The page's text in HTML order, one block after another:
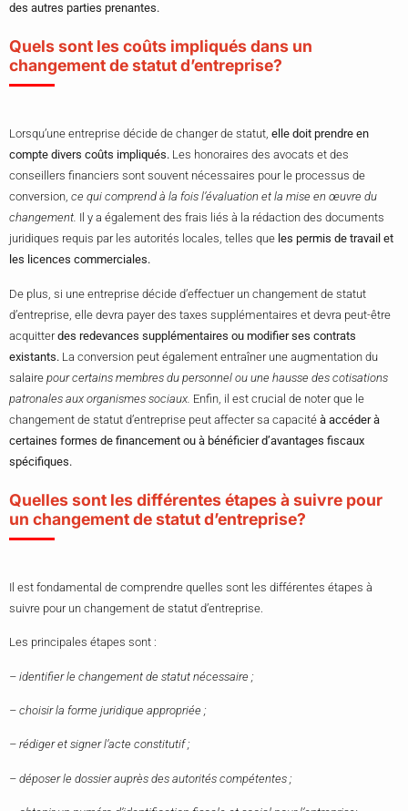
des autres parties prenantes.
Quels sont les coûts impliqués dans un
changement de statut d’entreprise?
Lorsqu’une entreprise décide de changer de statut, elle doit prendre en
compte divers coûts impliqués. Les honoraires des avocats et des
conseillers financiers sont souvent nécessaires pour le processus de
conversion, ce qui comprend à la fois l’évaluation et la mise en œuvre du
changement. Il y a également des frais liés à la rédaction des documents
juridiques requis par les autorités locales, telles que les permis de travail et
les licences commerciales.
De plus, si une entreprise décide d’effectuer un changement de statut
d’entreprise, elle devra payer des taxes supplémentaires et devra peut-être
acquitterdes redevances supplémentaires ou modifier ses contrats
existants. La conversion peut également entraîner une augmentation du
salaire pour certains membres du personnel ou une hausse des cotisations
patronales aux organismes sociaux. Enfin, il est crucial de noter que le
changement de statut d’entreprise peut affecter sa capacité à accéder à
certaines formes de financement ou à bénéficier d’avantages fiscaux
spécifiques.
Quelles sont les différentes étapes à suivre pour
un changement de statut d’entreprise?
Il est fondamental de comprendre quelles sont les différentes étapes à
suivre pour un changement de statut d’entreprise.
Les principales étapes sont :
– identifier le changement de statut nécessaire ;
– choisir la forme juridique appropriée ;
– rédiger et signer l’acte constitutif ;
– déposer le dossier auprès des autorités compétentes ;